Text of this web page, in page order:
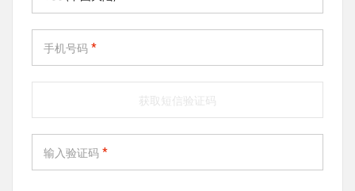
手机号码
输入验证码
获取短信验证码